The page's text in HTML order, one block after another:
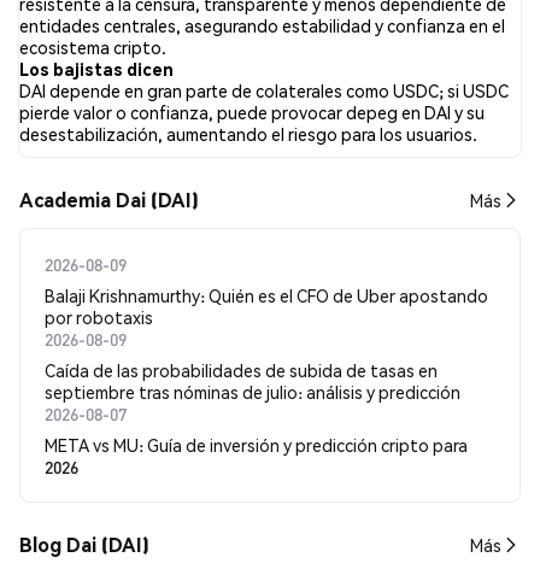
sobre DAI. El 53.57% de los tuits fueron neutrales sobre DAI.
Estos sentimientos se basan en 28 tuits.
entidades centrales, asegurando estabilidad y confianza en el
ecosistema cripto.
Los bajistas dicen
DAI depende en gran parte de colaterales como USDC; si USDC
pierde valor o confianza, puede provocar depeg en DAI y su
desestabilización, aumentando el riesgo para los usuarios.
Academia Dai (DAI) Más
2026-08-09
Balaji Krishnamurthy: Quién es el CFO de Uber apostando
por robotaxis
2026-08-09
Caída de las probabilidades de subida de tasas en
septiembre tras nóminas de julio: análisis y predicción
2026-08-07
META vs MU: Guía de inversión y predicción cripto para
2026
Blog Dai (DAI) Más